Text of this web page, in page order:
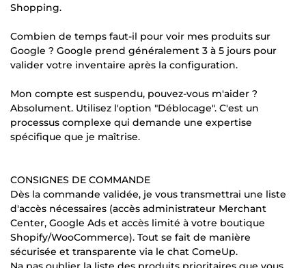
Shopping.
Combien de temps faut-il pour voir mes produits sur
Google ? Google prend généralement 3 à 5 jours pour
valider votre inventaire après la configuration.
Mon compte est suspendu, pouvez-vous m'aider ?
Absolument. Utilisez l'option "Déblocage". C'est un
processus complexe qui demande une expertise
spécifique que je maîtrise.
CONSIGNES DE COMMANDE
Dès la commande validée, je vous transmettrai une liste
d'accès nécessaires (accès administrateur Merchant
Center, Google Ads et accès limité à votre boutique
Shopify/WooCommerce). Tout se fait de manière
sécurisée et transparente via le chat ComeUp.